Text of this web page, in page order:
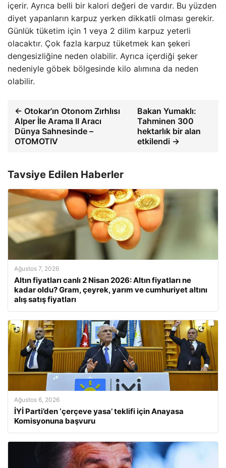
içerir. Ayrıca belli bir kalori değeri de vardır. Bu yüzden
diyet yapanların karpuz yerken dikkatli olması gerekir.
Günlük tüketim için 1 veya 2 dilim karpuz yeterli
olacaktır. Çok fazla karpuz tüketmek kan şekeri
dengesizliğine neden olabilir. Ayrıca içerdiği şeker
nedeniyle göbek bölgesinde kilo alımına da neden
olabilir.
← Otokar’ın Otonom Zırhlısı
Alper İle Arama II Aracı
Dünya Sahnesinde –
OTOMOTIV
Bakan Yumaklı:
Tahminen 300
hektarlık bir alan
etkilendi →
Tavsiye Edilen Haberler
Ağustos 7, 2026
Altın fiyatları canlı 2 Nisan 2026: Altın fiyatları ne
kadar oldu? Gram, çeyrek, yarım ve cumhuriyet altını
alış satış fiyatları
Ağustos 6, 2026
İYİ Parti’den ‘çerçeve yasa’ teklifi için Anayasa
Komisyonuna başvuru